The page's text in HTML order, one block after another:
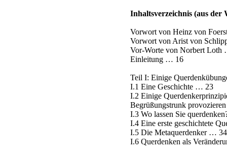
Inhaltsverzeichnis (aus der
Vorwort von Heinz von
Vorwort von Arist von
Vor-Worte von Norbert Loth
Einleitung … 16
Teil I: Einige
I.1 Eine Geschichte … 23
I.2 Einige
Begrüßungstrunk
I.3 Wo lassen Sie
I.4 Eine erste geschichtete
I.5 Die Metaquerdenker … 34
I.6 Querdenken als